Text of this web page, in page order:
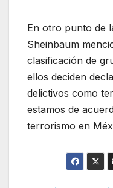
En otro punto de
Sheinbaum
clasificación de
ellos deciden
delictivos como
estamos de
terrorismo en